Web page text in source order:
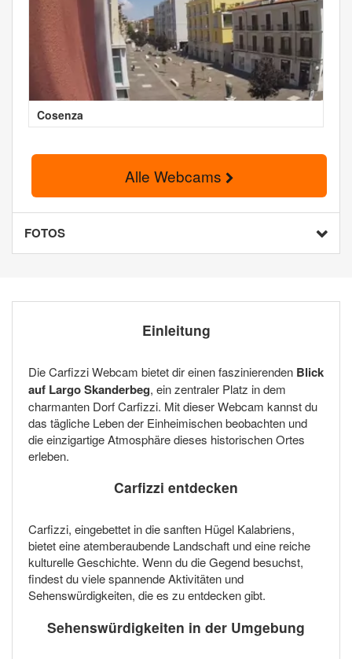
Cosenza
Alle Webcams
FOTOS
Einleitung
Die Carfizzi Webcam bietet dir einen faszinierenden Blick
auf Largo Skanderbeg, ein zentraler Platz in dem
charmanten Dorf Carfizzi. Mit dieser Webcam kannst du
das tägliche Leben der Einheimischen beobachten und
die einzigartige Atmosphäre dieses historischen Ortes
erleben.
Carfizzi entdecken
Carfizzi, eingebettet in die sanften Hügel Kalabriens,
bietet eine atemberaubende Landschaft und eine reiche
kulturelle Geschichte. Wenn du die Gegend besuchst,
findest du viele spannende Aktivitäten und
Sehenswürdigkeiten, die es zu entdecken gibt.
Sehenswürdigkeiten in der Umgebung